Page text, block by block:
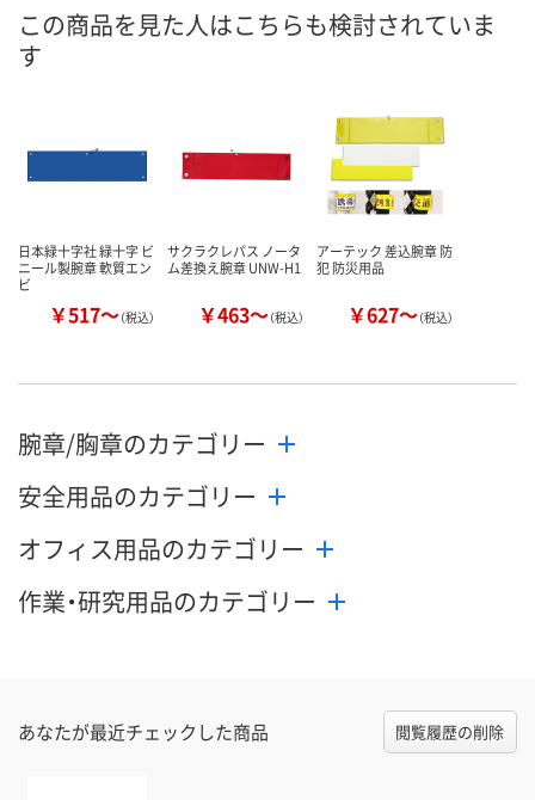
お届け日
ついてご連絡いたし
8月9日（日） 8月9日（日）
カゴへ カゴへ
数量
この商品を見た人はこちらも検討されていま
す
日本緑十字社 緑十字 ビ
ニール製腕章 軟質エン
ビ
￥517～（税込）
サクラクレパス ノータ
ム差換え腕章 UNW-H1
￥463～（税込）
アーテック 差込腕章 防
犯 防災用品
￥627～（税込）
腕章/胸章のカテゴリー
安全用品のカテゴリー
オフィス用品のカテゴリー
作業・研究用品のカテゴリー
あなたが最近チェックした商品 閲覧履歴の削除